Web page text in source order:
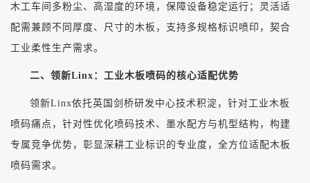
木工车间多粉尘、高湿度的环境，保障设备稳定运行；灵活适
配需兼顾不同厚度、尺寸的木板，支持多规格标识喷印，契合
工业柔性生产需求。
二、领新Linx：工业木板喷码的核心适配优势
领新Linx依托英国剑桥研发中心技术积淀，针对工业木板
喷码痛点，针对性优化喷码技术、墨水配方与机型结构，构建
专属竞争优势，彰显深耕工业标识的专业度，全方位适配木板
喷码需求。